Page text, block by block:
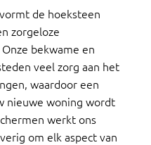
vormt de hoeksteen
zorgeloze
bekwame en
veel zorg aan het
waardoor een
nieuwe woning wordt
werkt ons
om elk aspect van